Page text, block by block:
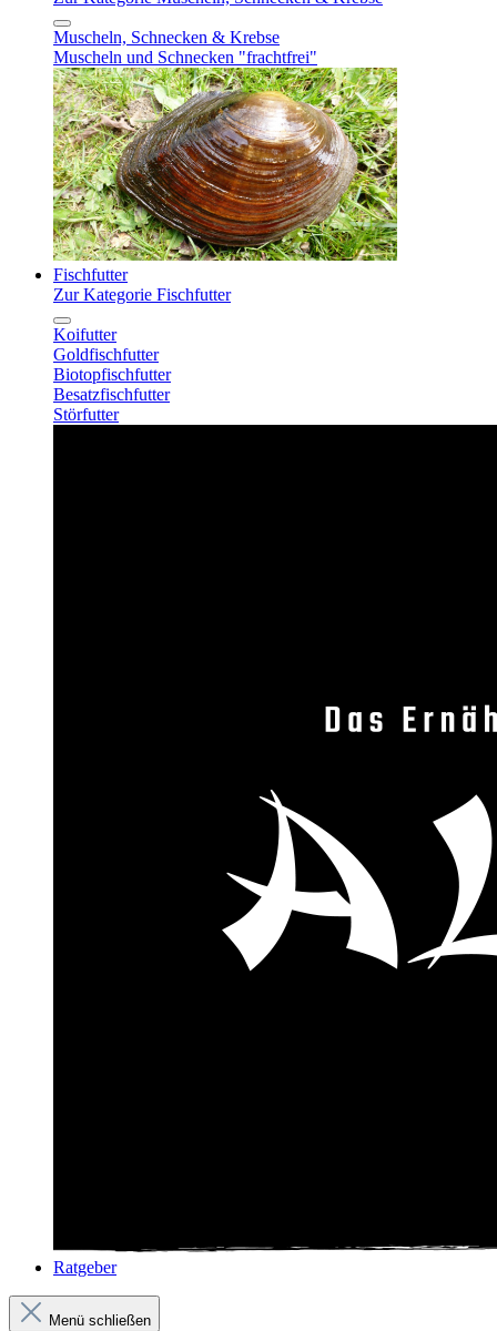
Muscheln, Schnecken & Krebse
Muscheln und Schnecken "frachtfrei"
Fischfutter
Zur Kategorie Fischfutter
Koifutter
Goldfischfutter
Biotopfischfutter
Besatzfischfutter
Störfutter
Ratgeber
Menü schließen